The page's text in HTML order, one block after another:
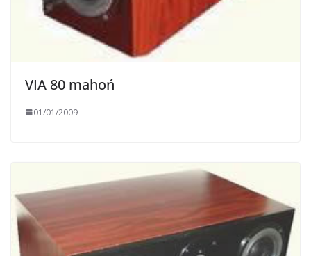
VIA 80 mahoń
01/01/2009